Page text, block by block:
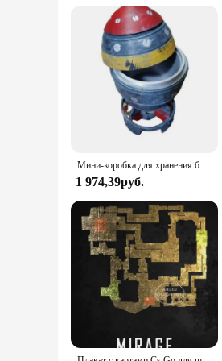
Мини-коробка для хранения бомб Nuke с секретным хранилищем Мини-коробка для хранения ракетного орнамента Nuke
1 974,39руб.